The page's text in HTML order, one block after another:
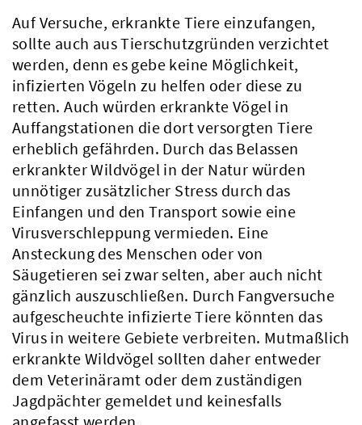
Auf Versuche, erkrankte Tiere einzufangen,
sollte auch aus Tierschutzgründen verzichtet
werden, denn es gebe keine Möglichkeit,
infizierten Vögeln zu helfen oder diese zu
retten. Auch würden erkrankte Vögel in
Auffangstationen die dort versorgten Tiere
erheblich gefährden. Durch das Belassen
erkrankter Wildvögel in der Natur würden
unnötiger zusätzlicher Stress durch das
Einfangen und den Transport sowie eine
Virusverschleppung vermieden. Eine
Ansteckung des Menschen oder von
Säugetieren sei zwar selten, aber auch nicht
gänzlich auszuschließen. Durch Fangversuche
aufgescheuchte infizierte Tiere könnten das
Virus in weitere Gebiete verbreiten. Mutmaßlich
erkrankte Wildvögel sollten daher entweder
dem Veterinäramt oder dem zuständigen
Jagdpächter gemeldet und keinesfalls